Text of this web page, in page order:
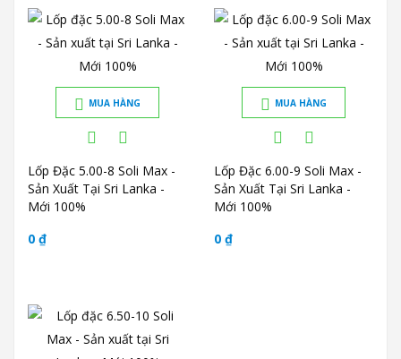
MUA HÀNG
Lốp Đặc 5.00-8 Soli Max -
Sản Xuất Tại Sri Lanka -
Mới 100%
0 ₫
MUA HÀNG
Lốp Đặc 6.00-9 Soli Max -
Sản Xuất Tại Sri Lanka -
Mới 100%
0 ₫